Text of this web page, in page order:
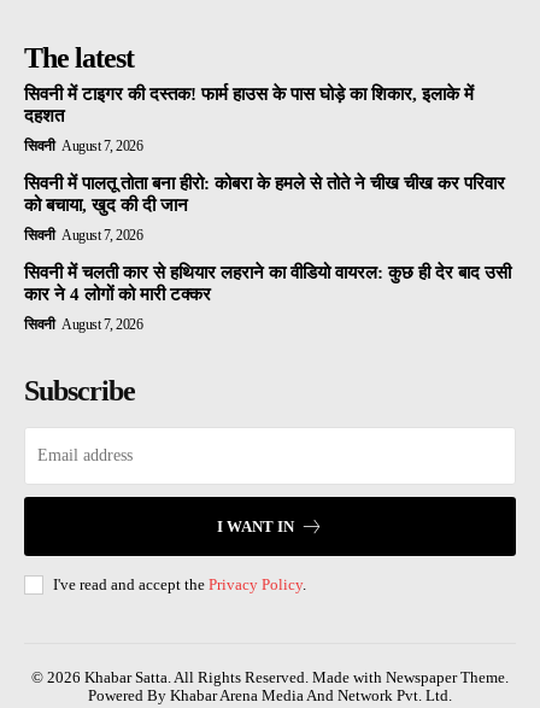
The latest
सिवनी में टाइगर की दस्तक! फार्म हाउस के पास घोड़े का शिकार, इलाके में
दहशत
सिवनी August 7, 2026
सिवनी में पालतू तोता बना हीरो: कोबरा के हमले से तोते ने चीख चीख कर परिवार
को बचाया, खुद की दी जान
सिवनी August 7, 2026
सिवनी में चलती कार से हथियार लहराने का वीडियो वायरल: कुछ ही देर बाद उसी
कार ने 4 लोगों को मारी टक्कर
सिवनी August 7, 2026
Subscribe
I WANT IN
I've read and accept the Privacy Policy.
© 2026 Khabar Satta. All Rights Reserved. Made with Newspaper Theme.
Powered By Khabar Arena Media And Network Pvt. Ltd.